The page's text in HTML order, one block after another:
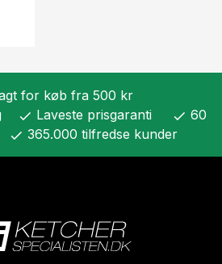
for køb fra 500 kr
check Laveste prisgaranti check 60
check 365.000 tilfredse kunder